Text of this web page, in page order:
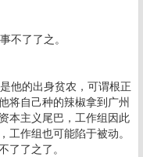
不了了之。
他的出身贫农，可谓根正
将自己种的辣椒拿到广州
本主义尾巴，工作组因此
作组也可能陷于被动。
了了之了。